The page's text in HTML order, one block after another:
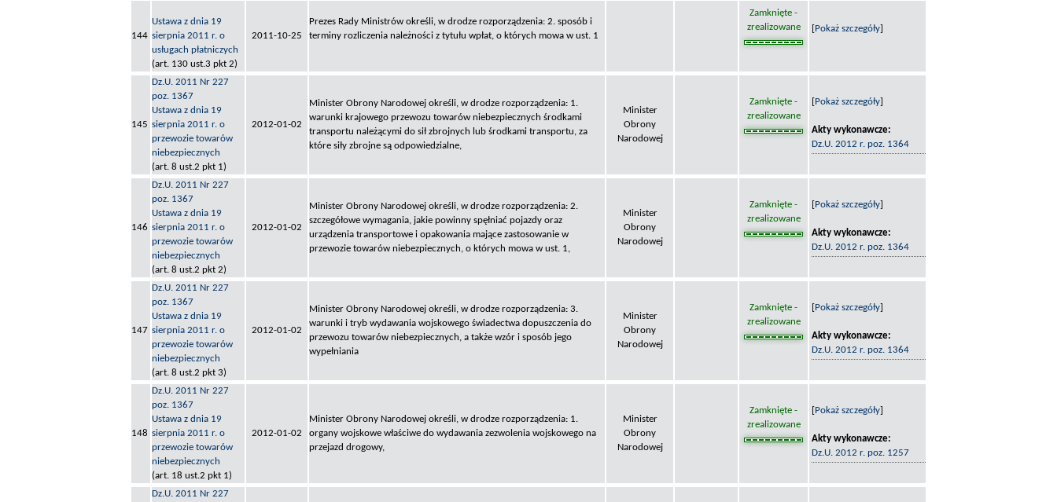
144
Ustawa z dnia 19
sierpnia 2011 r. o
usługach płatniczych
(art. 130 ust.3 pkt 2)
2011-10-25
Prezes Rady Ministrów określi, w drodze rozporządzenia: 2. sposób i
terminy rozliczenia należności z tytułu wpłat, o których mowa w ust. 1
Zamknięte -
zrealizowane
Pokaż szczegóły
145
Dz.U. 2011 Nr 227
poz. 1367
Ustawa z dnia 19
sierpnia 2011 r. o
przewozie towarów
niebezpiecznych
(art. 8 ust.2 pkt 1)
2012-01-02
Minister Obrony Narodowej określi, w drodze rozporządzenia: 1.
warunki krajowego przewozu towarów niebezpiecznych środkami
transportu należącymi do sił zbrojnych lub środkami transportu, za
które siły zbrojne są odpowiedzialne,
Minister
Obrony
Narodowej
Zamknięte -
zrealizowane
Pokaż szczegóły
Akty wykonawcze:
Dz.U. 2012 r. poz. 1364
146
Dz.U. 2011 Nr 227
poz. 1367
Ustawa z dnia 19
sierpnia 2011 r. o
przewozie towarów
niebezpiecznych
(art. 8 ust.2 pkt 2)
2012-01-02
Minister Obrony Narodowej określi, w drodze rozporządzenia: 2.
szczegółowe wymagania, jakie powinny spęłniać pojazdy oraz
urządzenia transportowe i opakowania mające zastosowanie w
przewozie towarów niebezpiecznych, o których mowa w ust. 1,
Minister
Obrony
Narodowej
Zamknięte -
zrealizowane
Pokaż szczegóły
Akty wykonawcze:
Dz.U. 2012 r. poz. 1364
147
Dz.U. 2011 Nr 227
poz. 1367
Ustawa z dnia 19
sierpnia 2011 r. o
przewozie towarów
niebezpiecznych
(art. 8 ust.2 pkt 3)
2012-01-02
Minister Obrony Narodowej określi, w drodze rozporządzenia: 3.
warunki i tryb wydawania wojskowego świadectwa dopuszczenia do
przewozu towarów niebezpiecznych, a także wzór i sposób jego
wypełniania
Minister
Obrony
Narodowej
Zamknięte -
zrealizowane
Pokaż szczegóły
Akty wykonawcze:
Dz.U. 2012 r. poz. 1364
148
Dz.U. 2011 Nr 227
poz. 1367
Ustawa z dnia 19
sierpnia 2011 r. o
przewozie towarów
niebezpiecznych
(art. 18 ust.2 pkt 1)
2012-01-02
Minister Obrony Narodowej określi, w drodze rozporządzenia: 1.
organy wojskowe właściwe do wydawania zezwolenia wojskowego na
przejazd drogowy,
Minister
Obrony
Narodowej
Zamknięte -
zrealizowane
Pokaż szczegóły
Akty wykonawcze:
Dz.U. 2012 r. poz. 1257
Dz.U. 2011 Nr 227